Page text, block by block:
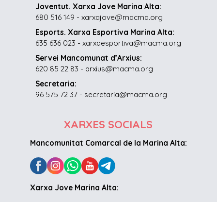
Joventut. Xarxa Jove Marina Alta:
680 516 149 - xarxajove@macma.org
Esports. Xarxa Esportiva Marina Alta:
635 636 023 - xarxaesportiva@macma.org
Servei Mancomunat d’Arxius:
620 85 22 83 - arxius@macma.org
Secretaria:
96 575 72 37 - secretaria@macma.org
XARXES SOCIALS
Mancomunitat Comarcal de la Marina Alta:
Xarxa Jove Marina Alta: